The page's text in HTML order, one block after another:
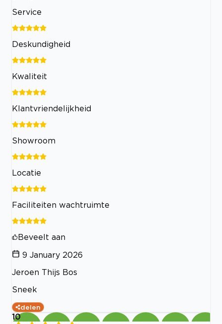
Service
Deskundigheid
Kwaliteit
Klantvriendelijkheid
Showroom
Locatie
Faciliteiten wachtruimte
Beveelt aan
9 January 2026
Jeroen Thijs Bos
Sneek
delen
10